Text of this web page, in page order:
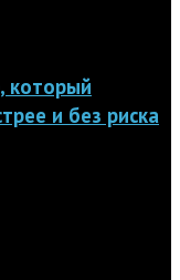
который
и без риска